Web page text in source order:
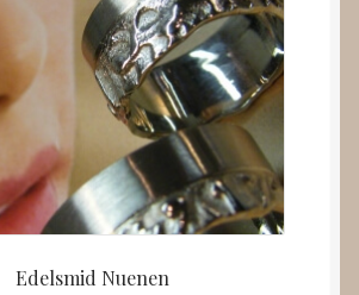
Edelsmid Nuenen